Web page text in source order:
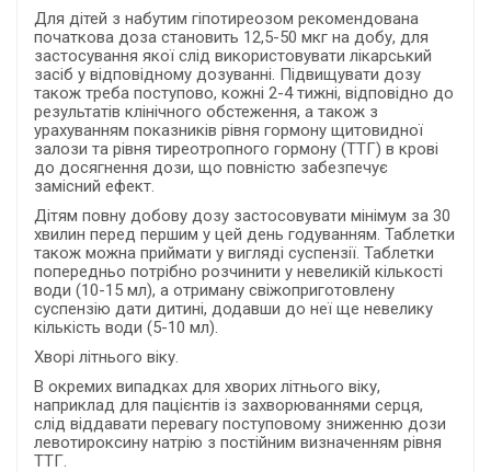
Для дітей з набутим гіпотиреозом рекомендована
початкова доза становить 12,5-50 мкг на добу, для
застосування якої слід використовувати лікарський
засіб у відповідному дозуванні. Підвищувати дозу
також треба поступово, кожні 2-4 тижні, відповідно до
результатів клінічного обстеження, а також з
урахуванням показників рівня гормону щитовидної
залози та рівня тиреотропного гормону (ТТГ) в крові
до досягнення дози, що повністю забезпечує
замісний ефект.
Дітям повну добову дозу застосовувати мінімум за 30
хвилин перед першим у цей день годуванням. Таблетки
також можна приймати у вигляді суспензії. Таблетки
попередньо потрібно розчинити у невеликій кількості
води (10-15 мл), а отриману свіжоприготовлену
суспензію дати дитині, додавши до неї ще невелику
кількість води (5-10 мл).
Хворі літнього віку.
В окремих випадках для хворих літнього віку,
наприклад для пацієнтів із захворюваннями серця,
слід віддавати перевагу поступовому зниженню дози
левотироксину натрію з постійним визначенням рівня
ТТГ.